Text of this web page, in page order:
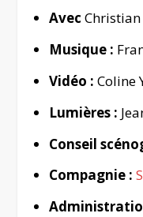
Avec Christian
Musique :
Vidéo : Coline
Lumières :
Conseil
Compagnie :